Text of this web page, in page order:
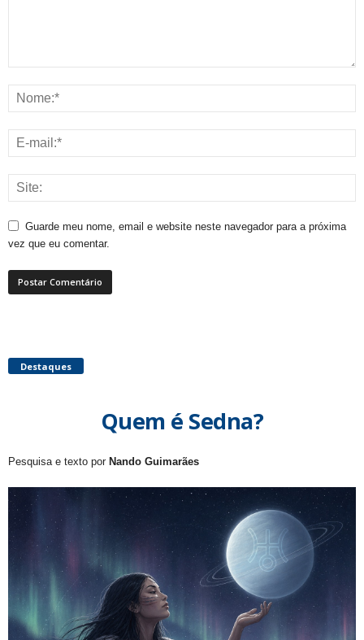
Guarde meu nome, email e website neste navegador para a próxima
vez que eu comentar.
Destaques
Quem é Sedna?
Pesquisa e texto por Nando Guimarães